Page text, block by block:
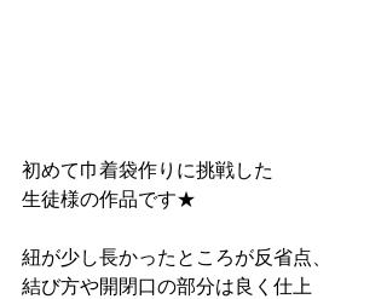
初めて巾着袋作りに挑戦した
生徒様の作品です★
紐が少し長かったところが反省点、
結び方や開閉口の部分は良く仕上